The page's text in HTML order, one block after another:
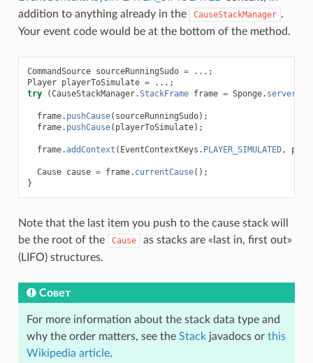
addition to anything already in the
CauseStackManager .
Your event code would be at the bottom of the method.
CommandSource sourceRunningSudo =
...;
Player playerToSimulate =
...;
try
(CauseStackManager.StackFrame frame = Sponge. server
frame. pushCause( sourceRunningSudo);
frame. pushCause( playerToSimulate);
frame.addContext ( EventContextKeys . PLAYER_SIMULATED,
Cause cause = frame. currentCause();
}
Note that the last item you push to the cause stack will
be the root of the
Cause
as stacks are «last in, first out»
(LIFO) structures.
Совет
For more information about the stack data type and
why the order matters, see the Stackjavadocs or this
Wikipedia article.